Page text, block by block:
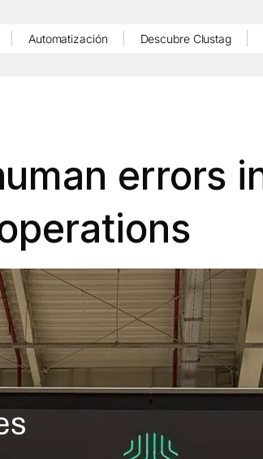
Automatización Descubre Clustag
errors